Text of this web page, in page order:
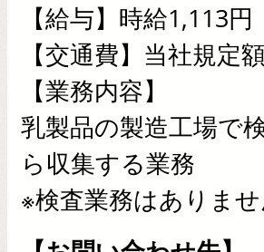
【給与】時給1,113円
【交通費】当社規定
【業務内容】
乳製品の製造工場で
ら収集する業務
※検査業務はありま